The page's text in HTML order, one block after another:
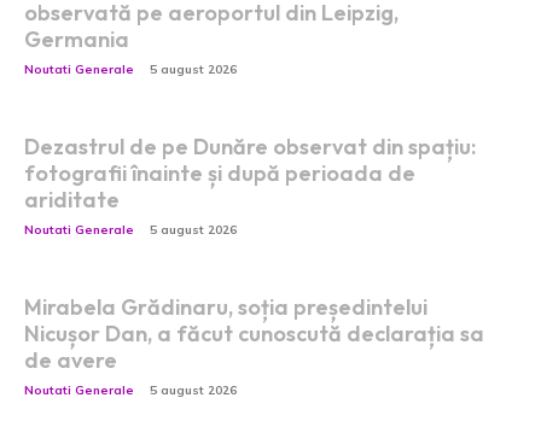
observată pe aeroportul din Leipzig,
Germania
Noutati Generale 5 august 2026
Dezastrul de pe Dunăre observat din spațiu:
fotografii înainte și după perioada de
ariditate
Noutati Generale 5 august 2026
Mirabela Grădinaru, soția președintelui
Nicușor Dan, a făcut cunoscută declarația sa
de avere
Noutati Generale 5 august 2026